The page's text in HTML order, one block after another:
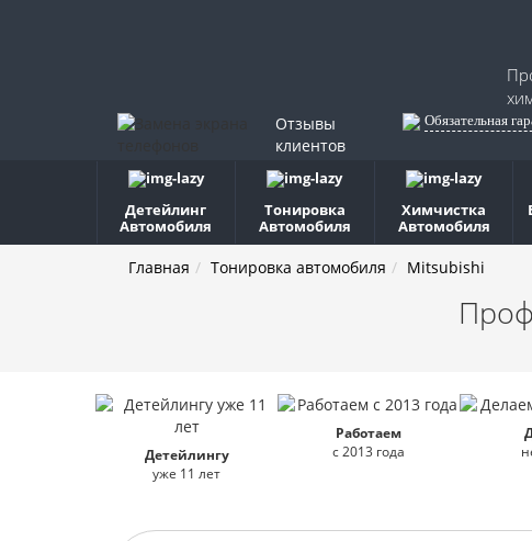
Отзывы
клиентов
Обязательная
Детейлинг
Автомобиля
Тонировка
Автомобиля
Химчистка
Автомобиля
Главная Тонировка автомобиля Mitsubishi
Детейлингу
уже 11 лет
Работаем
с 2013 года